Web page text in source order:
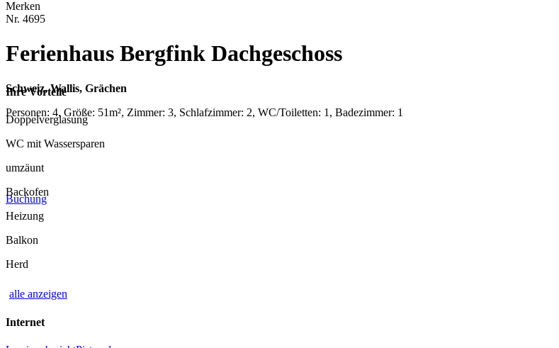
Merken
Nr. 4695
Ferienhaus Bergfink Dachgeschoss
Schweiz, Wallis, Grächen
Personen: 4, Größe: 51m², Zimmer: 3, Schlafzimmer: 2, WC/Toiletten: 1, Badezimmer: 1
Buchung
Ihre Vorteile
Doppelverglasung
WC mit Wassersparen
umzäunt
Backofen
Heizung
Balkon
Herd
alle anzeigen
Internet